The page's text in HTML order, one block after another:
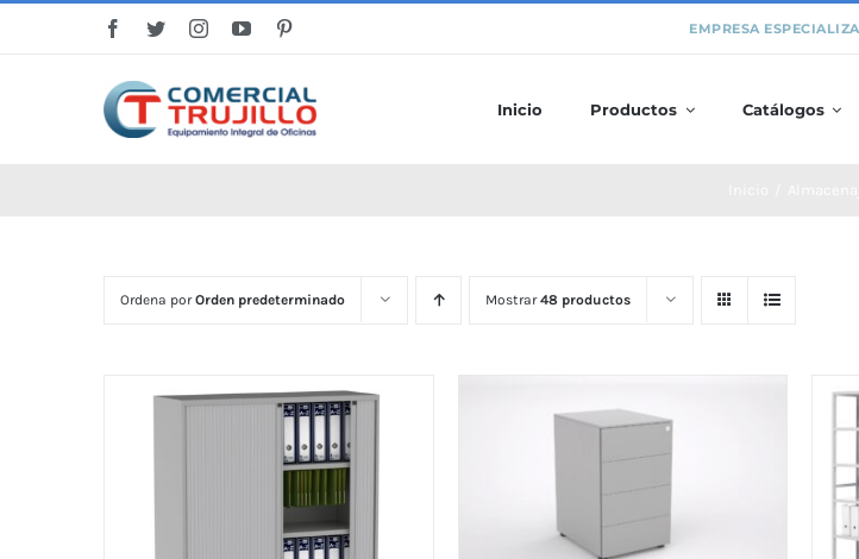
Inicio Productos Catálogos
Ordena porOrden predeterminado Mostrar48 productos